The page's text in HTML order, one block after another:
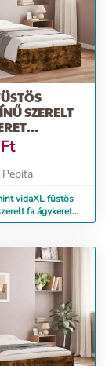
SZERELT
100 X 200
Ft
Pepita
vidaXL füstös
fa ágykeret
x 200 cm